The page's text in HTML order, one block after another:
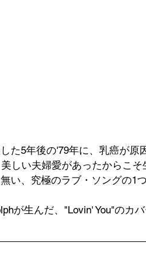
た5年後の'79年に、乳癌が原
しい夫婦愛があったからこそ
い、究極のラブ・ソングの1つ
が生んだ、"Lovin' You"のカ